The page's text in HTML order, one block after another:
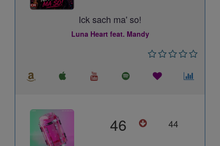
Ick sach ma' so!
Luna Heart feat. Mandy
46 44